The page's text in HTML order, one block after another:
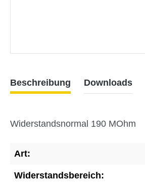
Beschreibung Downloads
Widerstandsnormal 190 MOhm
Art:
Widerstandsbereich: